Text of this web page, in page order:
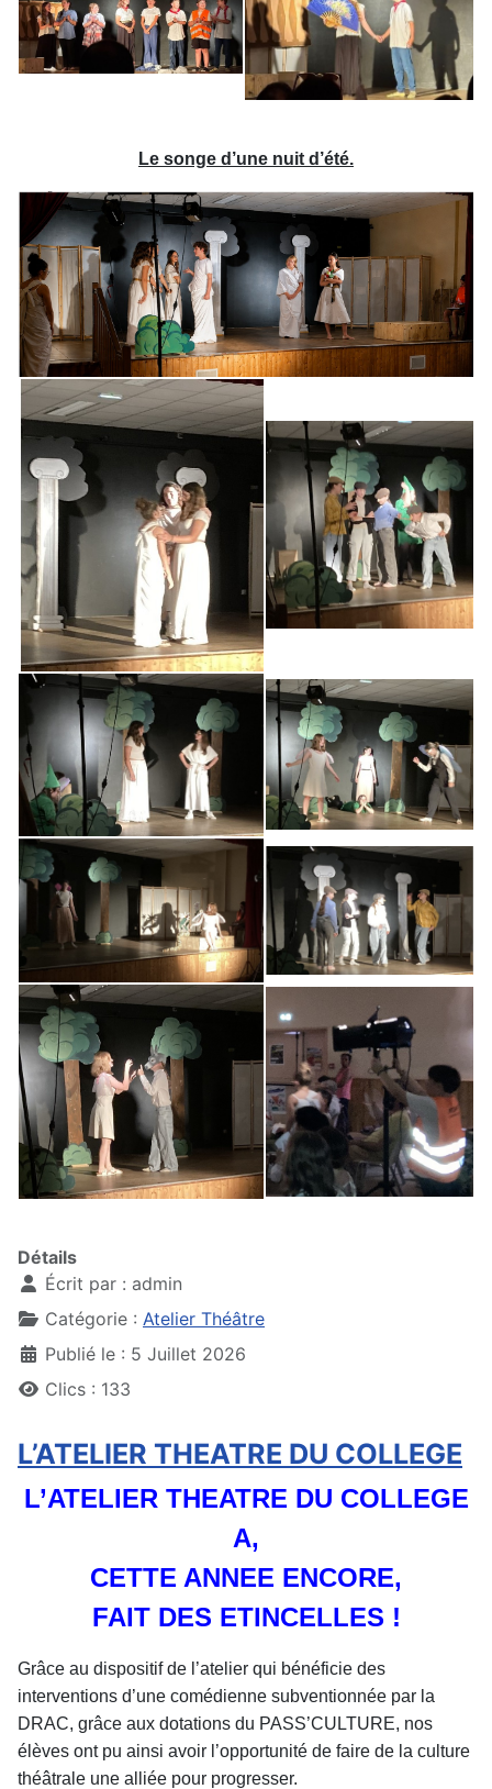
Le songe d’une nuit d’été.
Détails
Écrit par : admin
Catégorie : Atelier Théâtre
Publié le : 5 Juillet 2026
Clics : 133
L’ATELIER THEATRE DU COLLEGE
L’ATELIER THEATRE DU COLLEGE
A,
CETTE ANNEE ENCORE,
FAIT DES ETINCELLES !
Grâce au dispositif de l’atelier qui bénéficie des
interventions d’une comédienne subventionnée par la
DRAC, grâce aux dotations du PASS’CULTURE, nos
élèves ont pu ainsi avoir l’opportunité de faire de la culture
théâtrale une alliée pour progresser.